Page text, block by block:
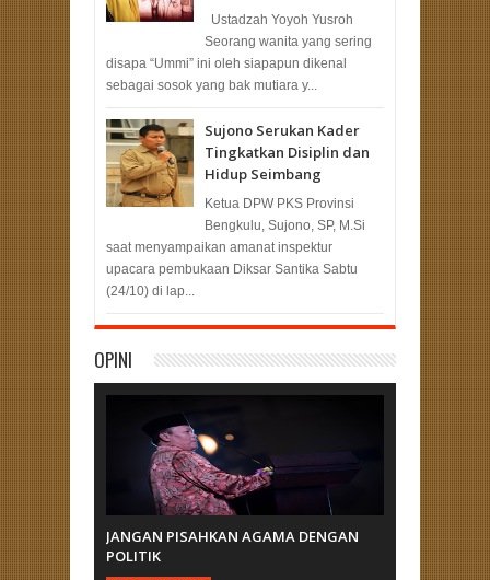
Ustadzah Yoyoh Yusroh
Seorang wanita yang sering
disapa “Ummi” ini oleh siapapun dikenal
sebagai sosok yang bak mutiara y...
Sujono Serukan Kader
Tingkatkan Disiplin dan
Hidup Seimbang
Ketua DPW PKS Provinsi
Bengkulu, Sujono, SP, M.Si
saat menyampaikan amanat inspektur
upacara pembukaan Diksar Santika Sabtu
(24/10) di lap...
OPINI
JANGAN PISAHKAN AGAMA DENGAN
POLITIK